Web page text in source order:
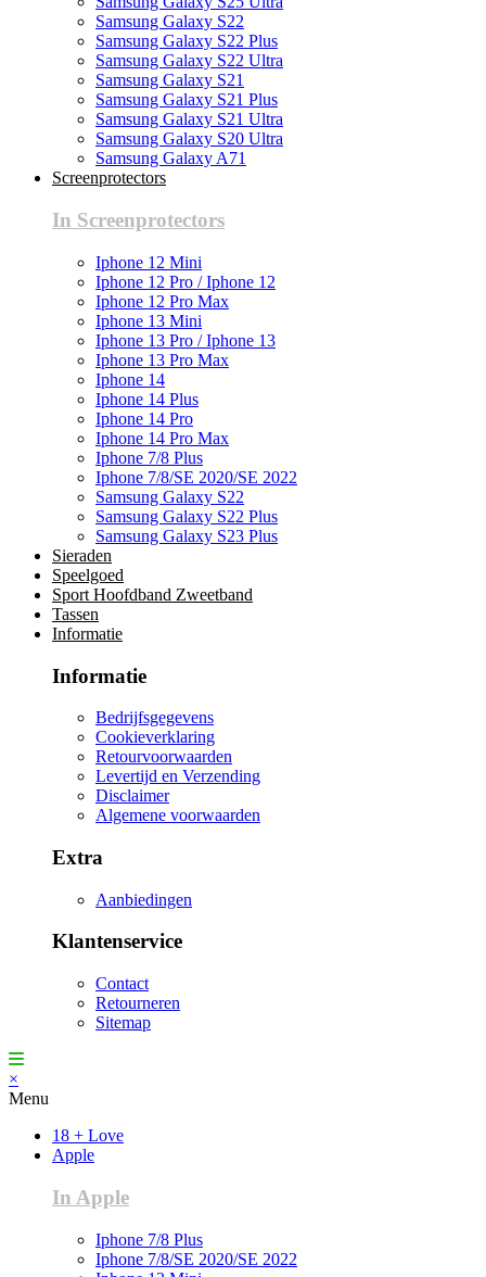
Samsung Galaxy S22
Samsung Galaxy S22 Plus
Samsung Galaxy S22 Ultra
Samsung Galaxy S21
Samsung Galaxy S21 Plus
Samsung Galaxy S21 Ultra
Samsung Galaxy S20 Ultra
Samsung Galaxy A71
Screenprotectors
In Screenprotectors
Iphone 12 Mini
Iphone 12 Pro / Iphone 12
Iphone 12 Pro Max
Iphone 13 Mini
Iphone 13 Pro / Iphone 13
Iphone 13 Pro Max
Iphone 14
Iphone 14 Plus
Iphone 14 Pro
Iphone 14 Pro Max
Iphone 7/8 Plus
Iphone 7/8/SE 2020/SE 2022
Samsung Galaxy S22
Samsung Galaxy S22 Plus
Samsung Galaxy S23 Plus
Sieraden
Speelgoed
Sport Hoofdband Zweetband
Tassen
Informatie
Informatie
Bedrijfsgegevens
Cookieverklaring
Retourvoorwaarden
Levertijd en Verzending
Disclaimer
Algemene voorwaarden
Extra
Aanbiedingen
Klantenservice
Contact
Retourneren
Sitemap
×
Menu
18 + Love
Apple
In Apple
Iphone 7/8 Plus
Iphone 7/8/SE 2020/SE 2022